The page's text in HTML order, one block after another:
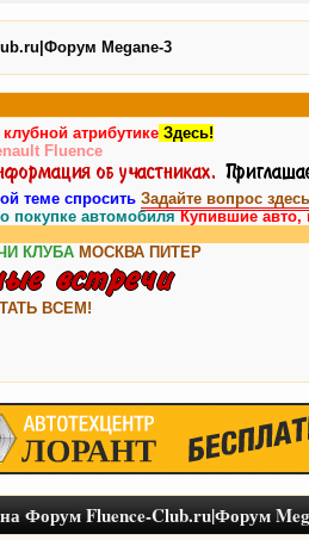
Megane-3
атрибутике Здесь!
Fluence
теме спросить Задайте вопрос
покупке автомобиляКупившие авто,
КЛУБА МОСКВА ПИТЕР
ВСЕМ!
Форум Fluence-Club.ru|Форум